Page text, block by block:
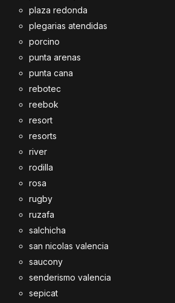
plaza redonda
plegarias atendidas
porcino
punta arenas
punta cana
rebotec
reebok
resort
resorts
river
rodilla
rosa
rugby
ruzafa
salchicha
san nicolas valencia
saucony
senderismo valencia
sepicat